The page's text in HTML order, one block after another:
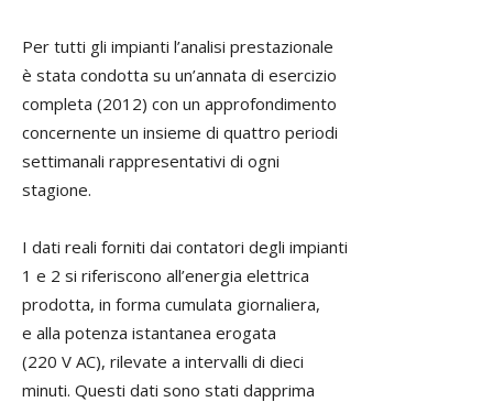
Per tutti gli impianti l’analisi prestazionale
è stata condotta su un’annata di esercizio
completa (2012) con un approfondimento
concernente un insieme di quattro periodi
settimanali rappresentativi di ogni
stagione.
I dati reali forniti dai contatori degli impianti
1 e 2 si riferiscono all’energia elettrica
prodotta, in forma cumulata giornaliera,
e alla potenza istantanea erogata
(220 V AC), rilevate a intervalli di dieci
minuti. Questi dati sono stati dapprima